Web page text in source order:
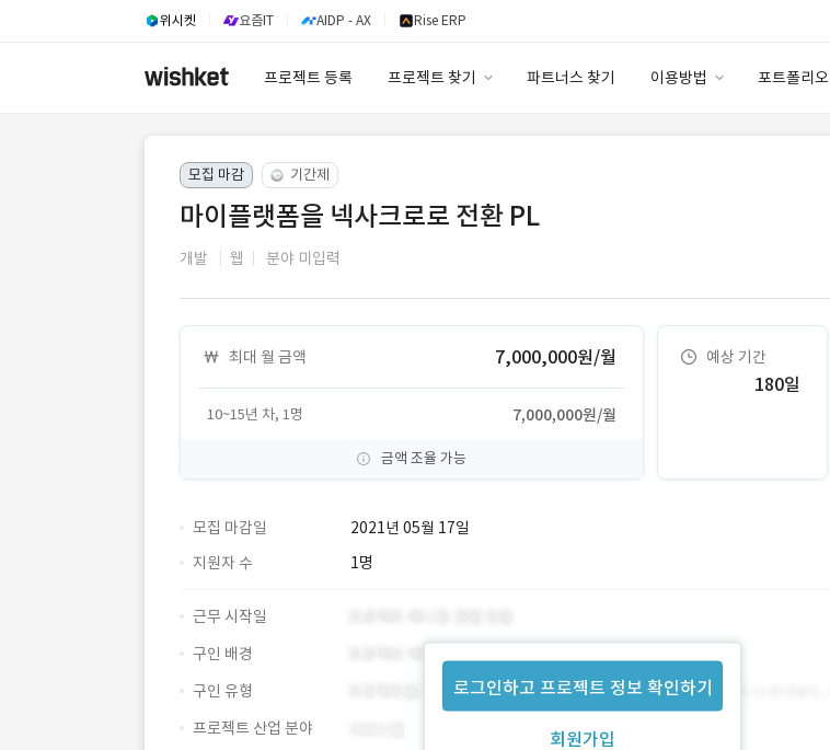
위시켓 요즘IT AIDP - AX Rise ERP
프로젝트 등록 프로젝트 찾기 파트너스 찾기 이용방법 포트폴리오
모집 마감 기간제
마이플랫폼을 넥사크로로 전환 PL
개발 웹 분야 미입력
최대 월 금액 7,000,000원/월
10~15년 차, 1명 7,000,000원/월
금액 조율 가능
예상 기간
180일
모집 마감일
2021년 05월 17일
지원자 수
1명
로그인하고 프로젝트 정보 확인하기
회원가입
근무 시작일
구인 배경
구인 유형
프로젝트 산업 분야